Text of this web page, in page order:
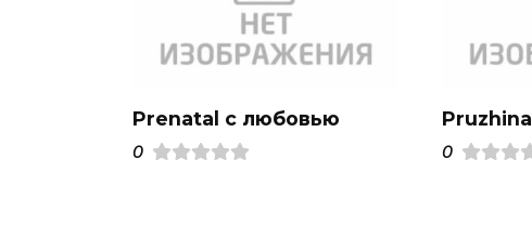
Prenatal с любовью
0
Pruzhina
0